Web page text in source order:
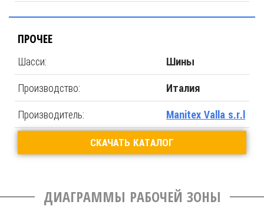
ПРОЧЕЕ
Шасси: Шины
Производство: Италия
Производитель: Manitex Valla s.r.l
СКАЧАТЬ КАТАЛОГ
ДИАГРАММЫ РАБОЧЕЙ ЗОНЫ